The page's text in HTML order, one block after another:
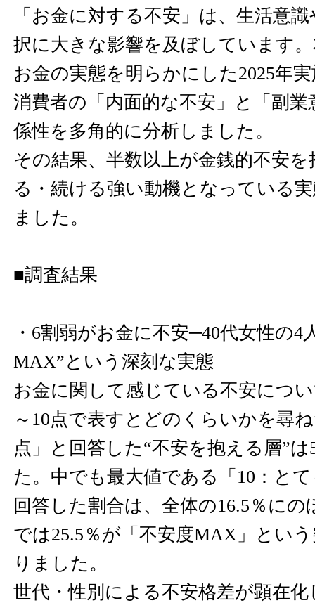
「お金に対する不安」は、生活意
択に大きな影響を及ぼしています
お金の実態を明らかにした2025年
消費者の「内面的な不安」と「副業
係性を多角的に分析しました。
その結果、半数以上が金銭的不安
る・続ける強い動機となっている
ました。
■調査結果
・6割弱がお金に不安─40代女性の4
MAX”という深刻な実態
お金に関して感じている不安につ
～10点で表すとどのくらいかを尋
点」と回答した“不安を抱える層”
た。中でも最大値である「10：と
回答した割合は、全体の16.5％にの
では25.5％が「不安度MAX」とい
りました。
世代・性別による不安格差が顕在